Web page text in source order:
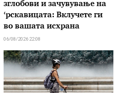
зглобови и зачувување на
‘рскавицата: Вклучете ги
во вашата исхрана
06/08/2026 22:08